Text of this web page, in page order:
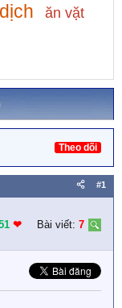
ăn vặt
Theo dõi
#1
❤︎ Bài viết: 7